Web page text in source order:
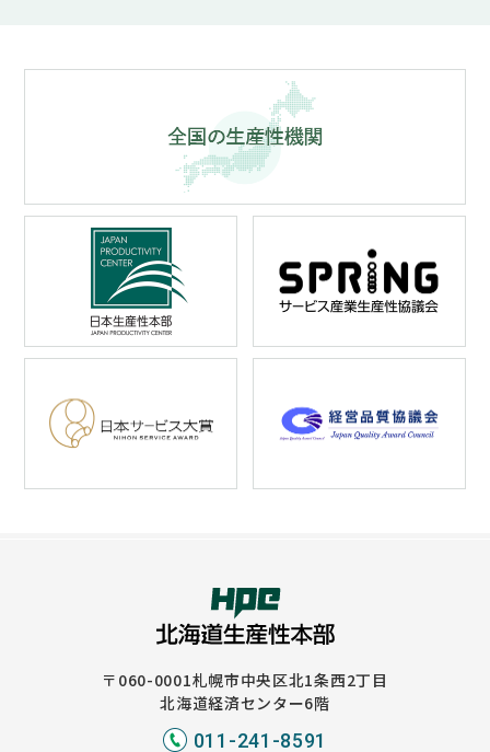
〒060-0001札幌市中央区北1条西2丁目
北海道経済センター6階
011-241-8591